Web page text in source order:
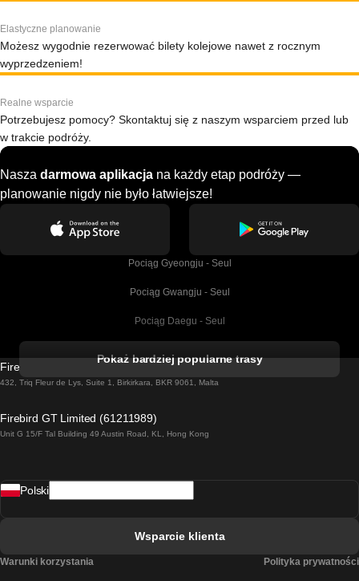
Elastyczne planowanie
Możesz wygodnie rezerwować bilety kolejowe nawet z rocznym
wyprzedzeniem!
Realne wsparcie
Potrzebujesz pomocy? Skontaktuj się z naszym wsparciem przed lub
w trakcie podróży.
Nasza darmowa aplikacja na każdy etap podróży —
planowanie nigdy nie było łatwiejsze!
Pociąg Gyeongju - Seul
Pociąg Gwangju - Seul
Pociąg Daegu - Seul
Pociąg Dublin - Galway
Pociąg Rzym - Neapol
Pokaż bardziej popularne trasy
Firebird GT Limited (OC 1451)
432, Triq Fleur de Lys, Suite 1, Birkirkara, BKR 9061, Malta
Firebird GT Limited (61211989)
Unit G 15/F Tal Building 49 Austin Road, KL, Hong Kong
Polski
Wsparcie klienta
Warunki korzystania Polityka prywatności